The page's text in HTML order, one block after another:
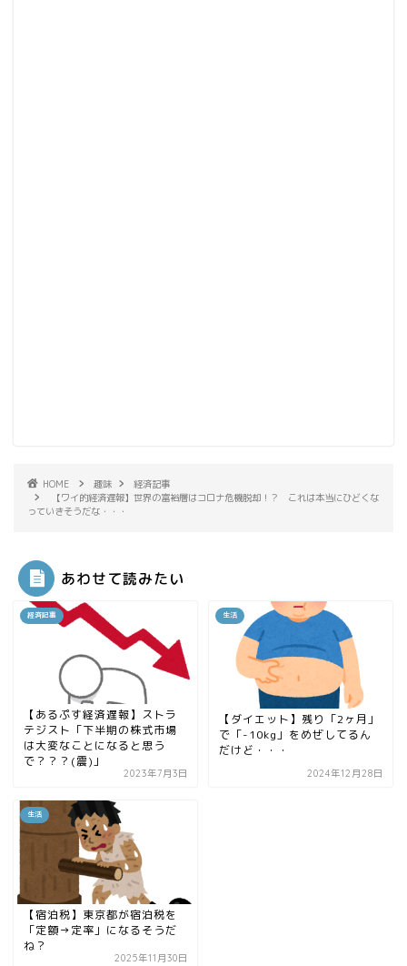
HOME 趣味
経済記事
【ワイ的経済遅報】世界の富裕層はコロナ危機脱却！？ これは本当にひどくな
っていきそうだな・・・
あわせて読みたい
経済記事
【あるぷす経済遅報】ストラ
テジスト「下半期の株式市場
は大変なことになると思う
で？？？(震)」
2023年7月3日
生活
【ダイエット】残り「2ヶ月」
で「-10kg」をめぜしてるん
だけど・・・
2024年12月28日
生活
【宿泊税】東京都が宿泊税を
「定額→定率」になるそうだ
ね？
2025年11月30日